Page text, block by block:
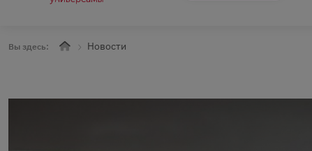
Вы здесь: Новости